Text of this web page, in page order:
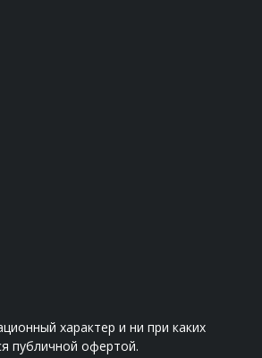
характер и ни при каких
публичной офертой.